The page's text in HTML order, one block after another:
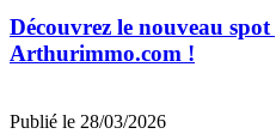
Découvrez le nouveau
Arthurimmo.com !
Publié le 28/03/2026